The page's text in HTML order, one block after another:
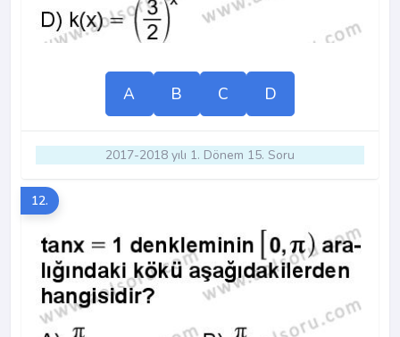
A B C D
2017-2018 yılı 1. Dönem 15. Soru
12.